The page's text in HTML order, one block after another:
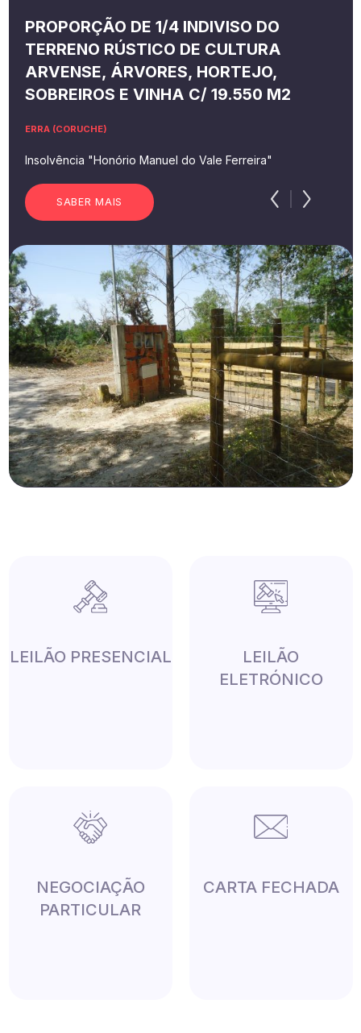
PROPORÇÃO DE 1/4 INDIVISO DO
TERRENO RÚSTICO DE CULTURA
ARVENSE, ÁRVORES, HORTEJO,
SOBREIROS E VINHA C/ 19.550 M2
ERRA (CORUCHE)
Insolvência "Honório Manuel do Vale Ferreira"
SABER MAIS
LEILÃO PRESENCIAL
LEILÃO
ELETRÓNICO
NEGOCIAÇÃO
PARTICULAR
CARTA FECHADA